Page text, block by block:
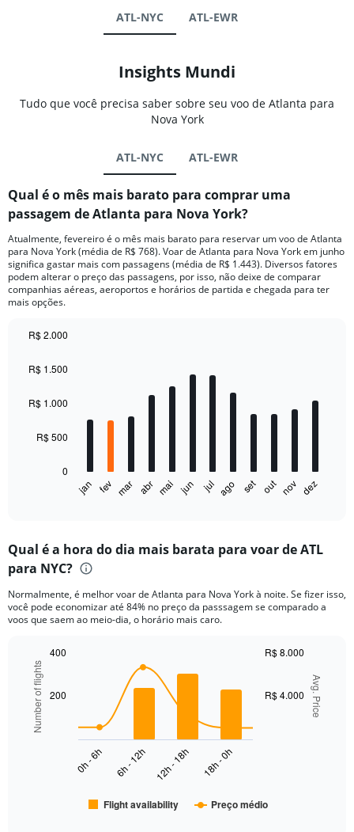
ATL-NYC ATL-EWR
Insights Mundi
Tudo que você precisa saber sobre seu voo de Atlanta para
Nova York
ATL-NYC ATL-EWR
Qual é o mês mais barato para comprar uma
passagem de Atlanta para Nova York?
Atualmente, fevereiro é o mês mais barato para reservar um voo de Atlanta
para Nova York (média de R$ 768). Voar de Atlanta para Nova York em junho
significa gastar mais com passagens (média de R$ 1.443). Diversos fatores
podem alterar o preço das passagens, por isso, não deixe de comparar
companhias aéreas, aeroportos e horários de partida e chegada para ter
mais opções.
chart
with
bars.
The
chart
Range:
12
The
chart
has
axis
displaying
values.
Range:
jan fev mar abr mai jun jul ago set out nov dez
0
R$ 500
R$ 1.000
R$ 1.500
R$ 2.000
Qual é a hora do dia mais barata para voar de ATL
para NYC?
Normalmente, é melhor voar de Atlanta para Nova York à noite. Se fizer isso,
você pode economizar até 84% no preço da passsagem se comparado a
voos que saem ao meio-dia, o horário mais caro.
Combination
chart
with
data
series.
Chart
graphic.
Avg. Price
Number of flights
Flight availability Preço médio
0h - 6h 6h - 12h 12h - 18h 18h - 0h
R$ 4.000
R$ 8.000
200
400